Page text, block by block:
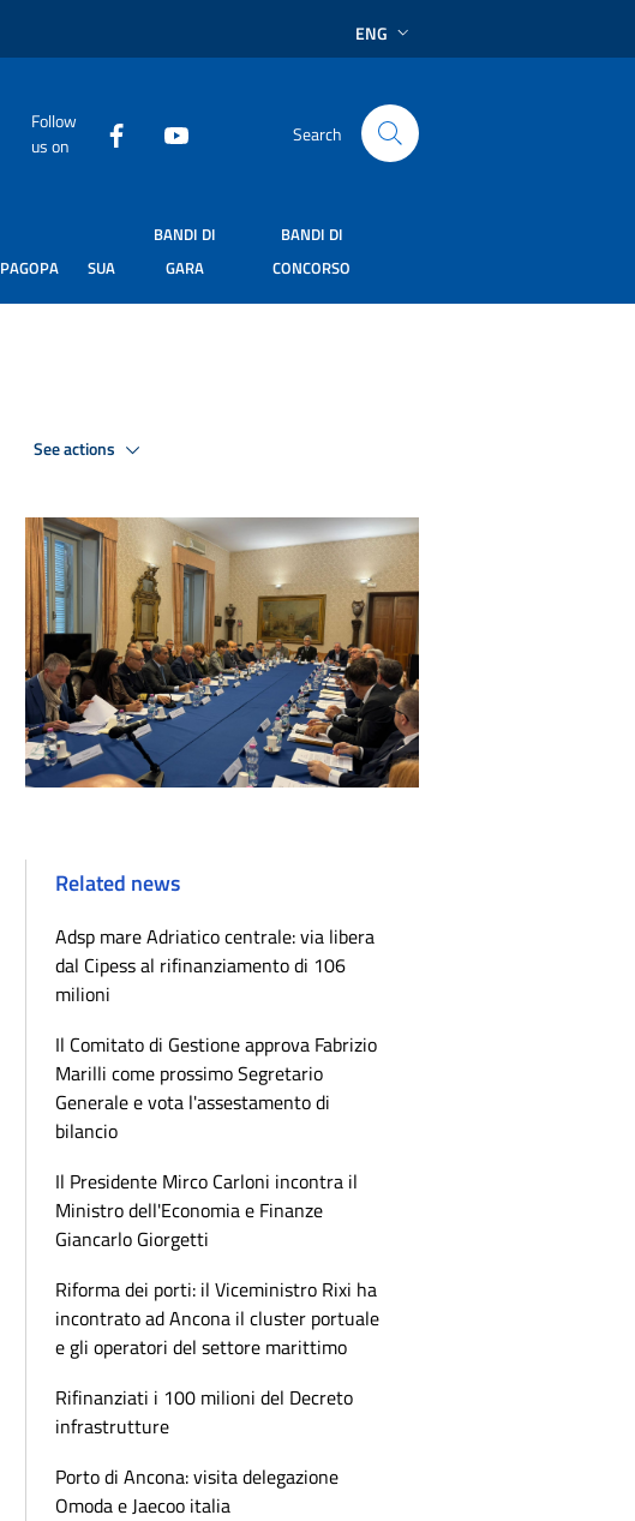
ENG
Follow
us on
Search
PAGOPA SUA
BANDI DI
GARA
BANDI DI
CONCORSO
See actions
Related news
Adsp mare Adriatico centrale: via libera
dal Cipess al rifinanziamento di 106
milioni
Il Comitato di Gestione approva Fabrizio
Marilli come prossimo Segretario
Generale e vota l'assestamento di
bilancio
Il Presidente Mirco Carloni incontra il
Ministro dell'Economia e Finanze
Giancarlo Giorgetti
Riforma dei porti: il Viceministro Rixi ha
incontrato ad Ancona il cluster portuale
e gli operatori del settore marittimo
Rifinanziati i 100 milioni del Decreto
infrastrutture
Porto di Ancona: visita delegazione
Omoda e Jaecoo italia